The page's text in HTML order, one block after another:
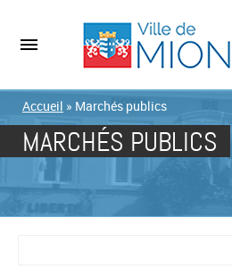
Accueil » Marchés publics
MARCHÉS PUBLICS